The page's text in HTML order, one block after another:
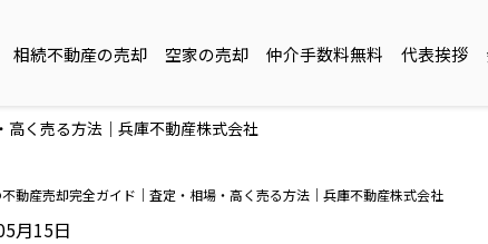
相続不動産の売却 空家の売却 仲介手数料無料 代表挨拶
く売る方法｜兵庫不動産株式会社
動産売却完全ガイド｜査定・相場・高く売る方法｜兵庫不動産株式会社
月15日